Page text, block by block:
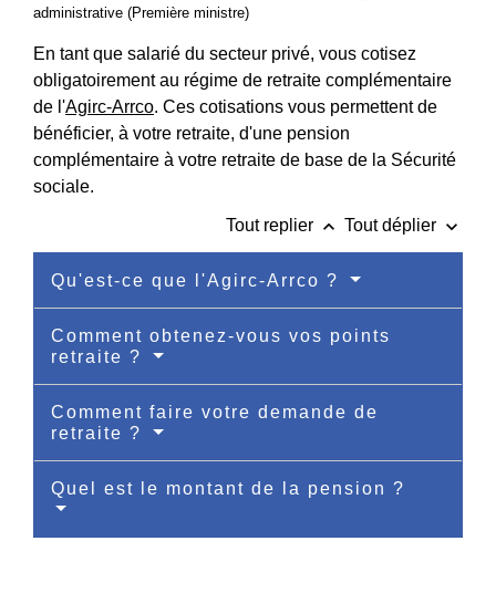
administrative (Première ministre)
En tant que salarié du secteur privé, vous cotisez
obligatoirement au régime de retraite complémentaire
de l'Agirc-Arrco. Ces cotisations vous permettent de
bénéficier, à votre retraite, d'une pension
complémentaire à votre retraite de base de la Sécurité
sociale.
Tout replier keyboard_arrow_up Tout déplier keyboard_arrow_down
Qu'est-ce que l'Agirc-Arrco ?
Comment obtenez-vous vos points
retraite ?
Comment faire votre demande de
retraite ?
Quel est le montant de la pension ?